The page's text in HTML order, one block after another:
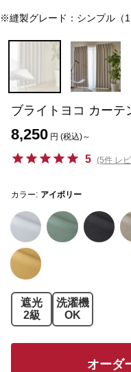
※縫製グレード：シンプル（
ブライトヨコ カーテ
8,250 円 (税込)～
5 (5件 レ
カラー: アイボリー
遮光
2級
洗濯機
OK
オーダ